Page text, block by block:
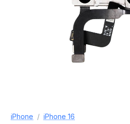
iPhone iPhone 16